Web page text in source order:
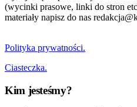
(wycinki prasowe, linki do stron
materiały napisz do nas
Polityka prywatności.
Ciasteczka.
Kim jesteśmy?